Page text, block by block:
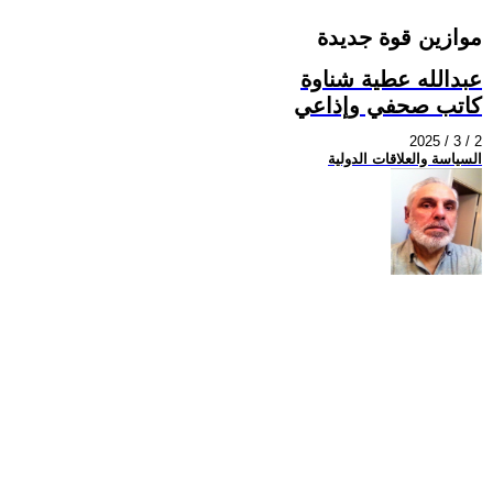
موازين قوة جديدة
عبدالله عطية شناوة
كاتب صحفي وإذاعي
2025 / 3 / 2
السياسة والعلاقات الدولية